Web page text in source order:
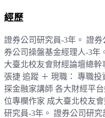
經歷
證券公司研究員-3年。 證
券公司操盤基金經理人-3年
大臺北校友會財經論壇總
張捷 追蹤 ＋ 現職： 專職
探金融家講師 各大財經平
位專欄作家 成大臺北校友
研究員-3年。 證券公司研